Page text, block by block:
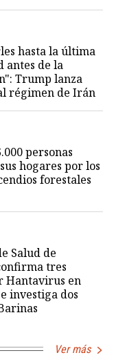
hasta la última
antes de la
Trump lanza
régimen de Irán
personas
hogares por los
forestales
Salud de
tres
Hantavirus en
investiga dos
Ver más